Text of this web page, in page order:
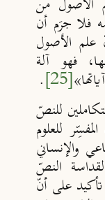
فلا جرَم أن
علم الأصول
فهو آلة
»
[25]
.
للنصّ
للعلوم
والإنساني
النصّ
على أنّ